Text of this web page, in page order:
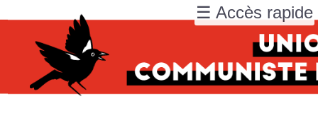
☰ Accès rapide